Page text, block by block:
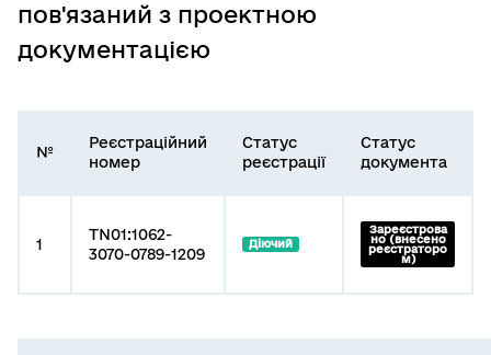
пов'язаний з проектною
документацією
№
Реєстраційний
номер
Статус
реєстрації
Статус
документа
1
TN01:1062-
3070-0789-1209
Діючий
Зареєстрова
но (внесено
реєстраторо
м)